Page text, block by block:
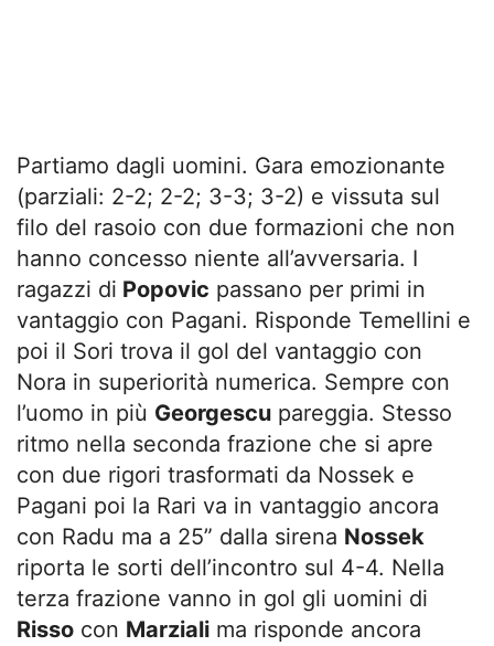
Partiamo dagli uomini. Gara emozionante
(parziali: 2-2; 2-2; 3-3; 3-2) e vissuta sul
filo del rasoio con due formazioni che non
hanno concesso niente all’avversaria. I
ragazzi di Popovic passano per primi in
vantaggio con Pagani. Risponde Temellini e
poi il Sori trova il gol del vantaggio con
Nora in superiorità numerica. Sempre con
l’uomo in più Georgescu pareggia. Stesso
ritmo nella seconda frazione che si apre
con due rigori trasformati da Nossek e
Pagani poi la Rari va in vantaggio ancora
con Radu ma a 25” dalla sirena Nossek
riporta le sorti dell’incontro sul 4-4. Nella
terza frazione vanno in gol gli uomini di
Risso con Marziali ma risponde ancora